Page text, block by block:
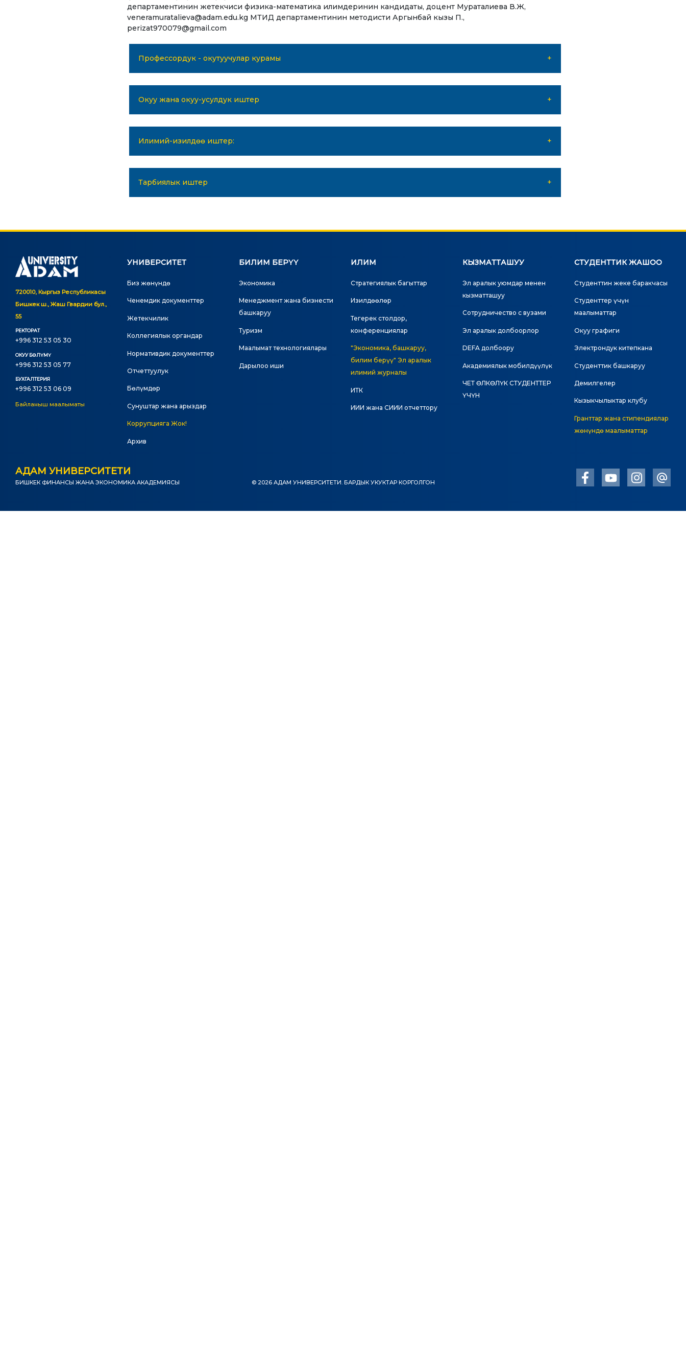
Онлайн конференциялар
жана вебинарлар
департаментинин жетекчиси физика-математика илимдеринин кандидаты, доцент Мураталиева В.Ж,
veneramuratalieva@adam.edu.kg МТИД департаментинин методисти Аргынбай кызы П.,
perizat970079@gmail.com
Профессордук - окутуучулар курамы
Окуу жана окуу-усулдук иштер
Илимий-изилдөө иштер:
Тарбиялык иштер
720010, Кыргыз Республикасы
Бишкек ш., Жаш Гвардии бул.,
55
РЕКТОРАТ
+996 312 53 05 30
ОКУУ БӨЛҮМҮ
+996 312 53 05 77
БУХГАЛТЕРИЯ
+996 312 53 06 09
Байланыш маалыматы
УНИВЕРСИТЕТ
Биз жөнүндө
Ченемдик документтер
Жетекчилик
Коллегиялык органдар
Нормативдик документтер
Отчеттуулук
Бөлүмдөр
Сунуштар жана арыздар
Коррупцияга Жок!
Архив
БИЛИМ БЕРҮҮ
Экономика
Менеджмент жана бизнести
башкаруу
Туризм
Маалымат технологиялары
Дарылоо иши
ИЛИМ
Стратегиялык багыттар
Изилдөөлөр
Тегерек столдор,
конференциялар
"Экономика, башкаруу,
билим берүү" Эл аралык
илимий журналы
ИТК
ИИИ жана СИИИ отчеттору
КЫЗМАТТАШУУ
Эл аралык уюмдар менен
кызматташуу
Сотрудничество с вузами
Эл аралык долбоорлор
DEFA долбоору
Академиялык мобилдүүлүк
ЧЕТ ӨЛКӨЛҮК СТУДЕНТТЕР
ҮЧҮН
СТУДЕНТТИК ЖАШОО
Студенттин жеке баракчасы
Студенттер үчүн
маалыматтар
Окуу графиги
Электрондук китепкана
Студенттик башкаруу
Демилгелер
Кызыкчылыктар клубу
Гранттар жана стипендиялар
жөнүндө маалыматтар
АДАМ УНИВЕРСИТЕТИ
БИШКЕК ФИНАНСЫ ЖАНА ЭКОНОМИКА АКАДЕМИЯСЫ © 2026 АДАМ УНИВЕРСИТЕТИ. БАРДЫК УКУКТАР КОРГОЛГОН